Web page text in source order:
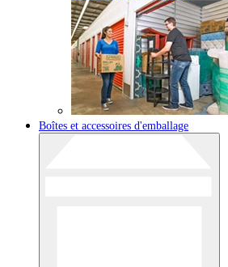
Boîtes et accessoires d'emballage